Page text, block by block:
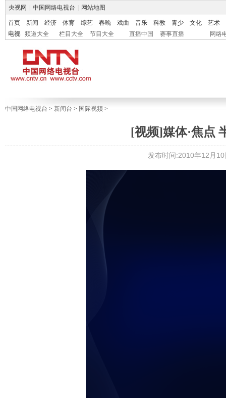
央视网 中国网络电视台 网站地图
首页 新闻 经济 体育 综艺 春晚 戏曲 音乐 科教 青少 文化
艺术
电视
频道大全 栏目大全 节目大全 直播中国 赛事直播 网络
中国网络电视台 > 新闻台 > 国际视频 >
[视频]媒体·焦点
发布时间:2010年12月